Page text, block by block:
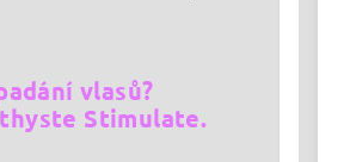
vlasů?
Stimulate.